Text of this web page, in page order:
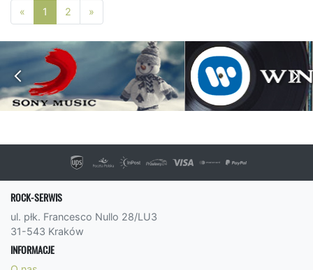
« Poprzednia strona
1 2 »
ROCK-SERWIS
ul. płk. Francesco Nullo 28/LU3
31-543 Kraków
INFORMACJE